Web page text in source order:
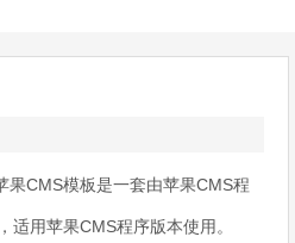
果CMS模板是一套由苹果CMS程
适用苹果CMS程序版本使用。